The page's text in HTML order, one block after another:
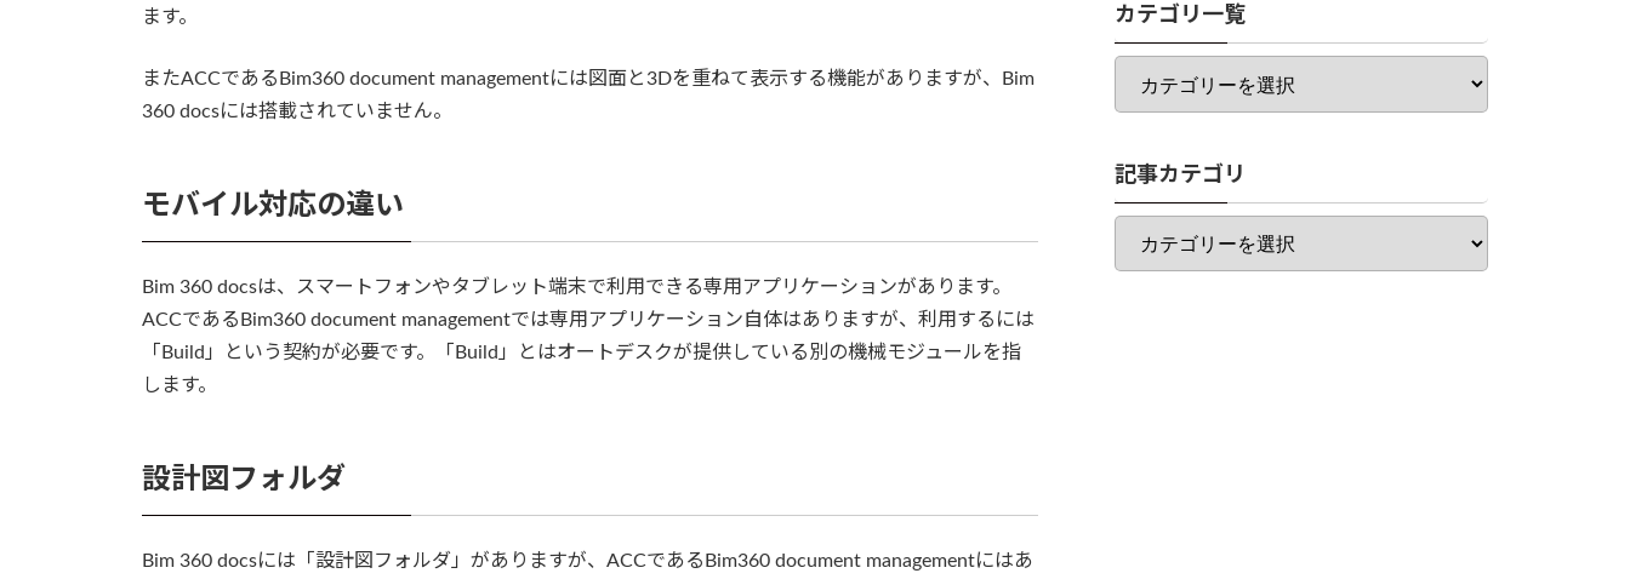
ます。
またACCであるBim360 document managementには図面と3Dを重ねて表示する機能がありますが、Bim
360 docsには搭載されていません。
モバイル対応の違い
Bim 360 docsは、スマートフォンやタブレット端末で利用できる専用アプリケーションがあります。
ACCであるBim360 document managementでは専用アプリケーション自体はありますが、利用するには
「Build」という契約が必要です。「Build」とはオートデスクが提供している別の機械モジュールを指
します。
設計図フォルダ
Bim 360 docsには「設計図フォルダ」がありますが、ACCであるBim360 document managementにはあ
カテゴリ一覧
カ
ゴ
一
覧
記事カテゴリ
記
カ